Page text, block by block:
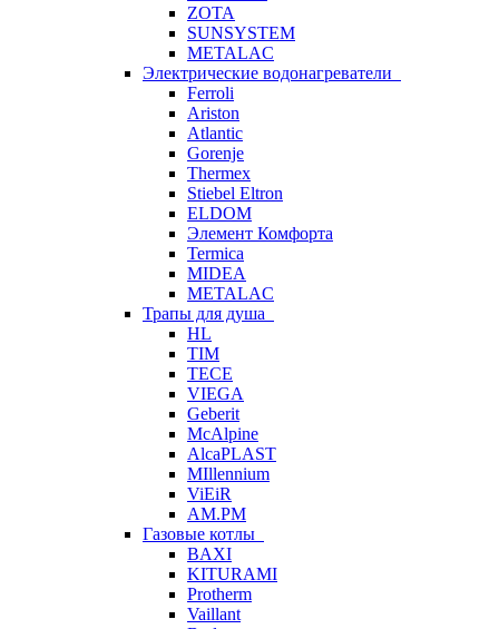
ZOTA
SUNSYSTEM
METALAC
Электрические водонагреватели
Ferroli
Ariston
Atlantic
Gorenje
Thermex
Stiebel Eltron
ELDOM
Элемент Комфорта
Termica
MIDEA
METALAC
Трапы для душа
HL
TIM
TECE
VIEGA
Geberit
McAlpine
AlcaPLAST
MIllennium
ViEiR
AM.PM
Газовые котлы
BAXI
KITURAMI
Protherm
Vaillant